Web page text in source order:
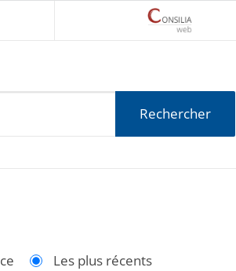
Rechercher
Les plus récents